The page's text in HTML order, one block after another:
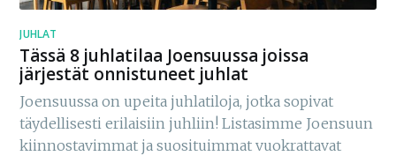
JUHLAT
Tässä 8 juhlatilaa Joensuussa joissa
järjestät onnistuneet juhlat
Joensuussa on upeita juhlatiloja, jotka sopivat
täydellisesti erilaisiin juhliin! Listasimme Joensuun
kiinnostavimmat ja suosituimmat vuokrattavat